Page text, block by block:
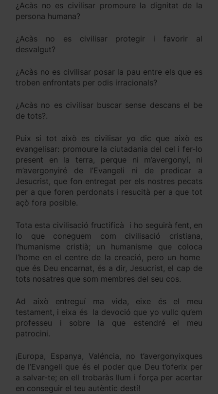
¿Acàs no es civilisar promoure la dignitat de la
persona humana?
¿Acàs no es civilisar protegir i favorir al
desvalgut?
¿Acàs no es civilisar posar la pau entre els que es
troben enfrontats per odis irracionals?
¿Acàs no es civilisar buscar sense descans el be
de tots?.
Puix si tot això es civilisar yo dic que això es
evangelisar: promoure la ciutadania del cel i fer-lo
present en la terra, perque ni m’avergonyí, ni
m’avergonyiré de l’Evangeli ni de predicar a
Jesucrist, que fon entregat per els nostres pecats
per a que foren perdonats i resucità per a que tot
açò fora posible.
Tota esta civilisació fructificà i ho seguirà fent, en
lo que coneguem com civilisació cristiana,
l’humanisme cristià; un humanisme que coloca
l’home en el centre de la creació, pero un home
que és Deu encarnat, és a dir, Jesucrist, el cap de
tots nosatres que som membres del seu cos.
Ad això entreguí ma vida, eixe és el meu
testament, i eixa és la devoció que yo vullc qu’em
professeu i sobre la que estendré el meu
patrocini.
¡Europa, Espanya, Valéncia, no t’avergonyixques
de l’Evangeli que és el poder que Deu t’oferix per
a salvar-te; en ell trobaràs llum i força per acertar
en conseguir el teu autèntic destí!